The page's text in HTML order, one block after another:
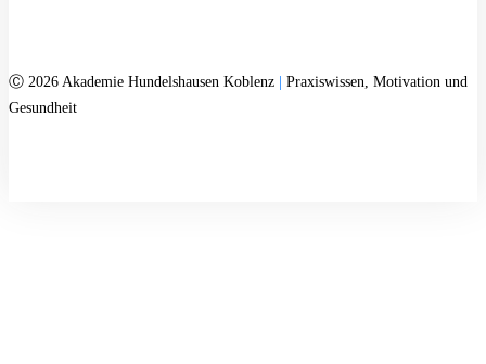
Ⓒ 2026 Akademie Hundelshausen Koblenz | Praxiswissen, Motivation und
Gesundheit